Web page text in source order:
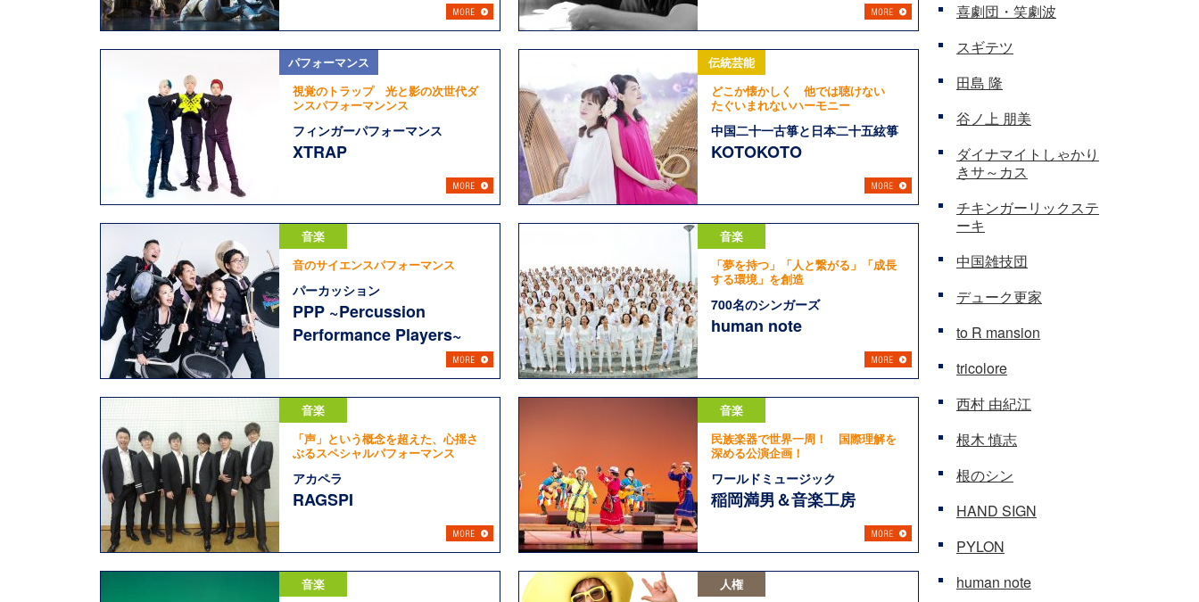
パフォーマンス
視覚のトラップ 光と影の次世代ダ
ンスパフォーマンンス
フィンガーパフォーマンス
XTRAP
伝統芸能
どこか懐かしく 他では聴けない
たぐいまれないハーモニー
中国二十一古箏と日本二十五絃箏
KOTOKOTO
音楽
音のサイエンスパフォーマンス
パーカッション
PPP ~Percussion
Performance Players~
音楽
「夢を持つ」「人と繋がる」「成長
する環境」を創造
700名のシンガーズ
human note
音楽
「声」という概念を超えた、心揺さ
ぶるスペシャルパフォーマンス
アカペラ
RAGSPI
音楽
民族楽器で世界一周！ 国際理解を
深める公演企画！
ワールドミュージック
稲岡満男＆音楽工房
音楽
人権
喜劇団・笑劇波
スギテツ
田島 隆
谷ノ上 朋美
ダイナマイトしゃかり
きサ～カス
チキンガーリックステ
ーキ
中国雑技団
デューク更家
to R mansion
tricolore
西村 由紀江
根木 慎志
根のシン
HAND SIGN
PYLON
human note